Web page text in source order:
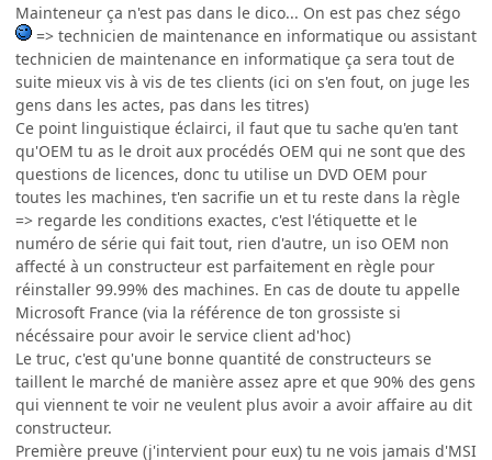
Mainteneur ça n'est pas dans le dico... On est pas chez ségo
=> technicien de maintenance en informatique ou assistant
technicien de maintenance en informatique ça sera tout de
suite mieux vis à vis de tes clients (ici on s'en fout, on juge les
gens dans les actes, pas dans les titres)
Ce point linguistique éclairci, il faut que tu sache qu'en tant
qu'OEM tu as le droit aux procédés OEM qui ne sont que des
questions de licences, donc tu utilise un DVD OEM pour
toutes les machines, t'en sacrifie un et tu reste dans la règle
=> regarde les conditions exactes, c'est l'étiquette et le
numéro de série qui fait tout, rien d'autre, un iso OEM non
affecté à un constructeur est parfaitement en règle pour
réinstaller 99.99% des machines. En cas de doute tu appelle
Microsoft France (via la référence de ton grossiste si
nécéssaire pour avoir le service client ad'hoc)
Le truc, c'est qu'une bonne quantité de constructeurs se
taillent le marché de manière assez apre et que 90% des gens
qui viennent te voir ne veulent plus avoir a avoir affaire au dit
constructeur.
Première preuve (j'intervient pour eux) tu ne vois jamais d'MSI